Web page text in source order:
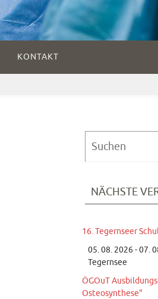
KONTAKT
NÄCHSTE
16. Tegernseer
05. 08. 2026 - 07.
Tegernsee
ÖGOuT
Osteosynthese"